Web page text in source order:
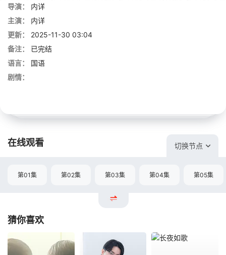
导演：
内详
主演：
内详
更新：
2025-11-30 03:04
备注：
已完结
语言：
国语
剧情：
在线观看 切换节点
第01集 第02集 第03集 第04集 第05集
猜你喜欢